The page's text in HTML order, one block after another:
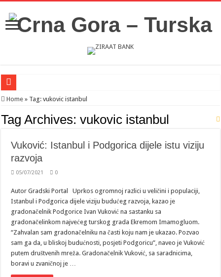
Novosti iz Acibadema
Šahman sa iseljenicima iz Crne Gore u Turskoj: Velika je važnost naše
Home » Tag:vukovic istanbul
Tag Archives:vukovic istanbul
Vuković: Istanbul i Podgorica dijele istu viziju
razvoja
05/07/2021 0
Autor Gradski Portal Uprkos ogromnoj razlici u veličini i populaciji,
Istanbul i Podgorica dijele viziju budućeg razvoja, kazao je
gradonačelnik Podgorice Ivan Vuković na sastanku sa
gradonačelinkom najvećeg turskog grada Ekremom Imamogluom.
“Zahvalan sam gradonačelniku na časti koju nam je ukazao. Pozvao
sam ga da, u bliskoj budućnosti, posjeti Podgoricu”, naveo je Vuković
putem društvenih mreža. Gradonačelnik Vuković, sa saradnicima,
boravi u zvaničnoj je …